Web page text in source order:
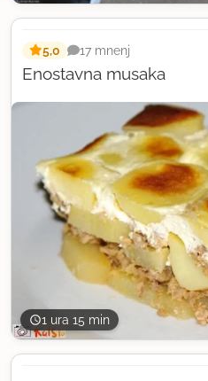
1 ura 15 min
Enostavna musaka
5,0 17 mnenj